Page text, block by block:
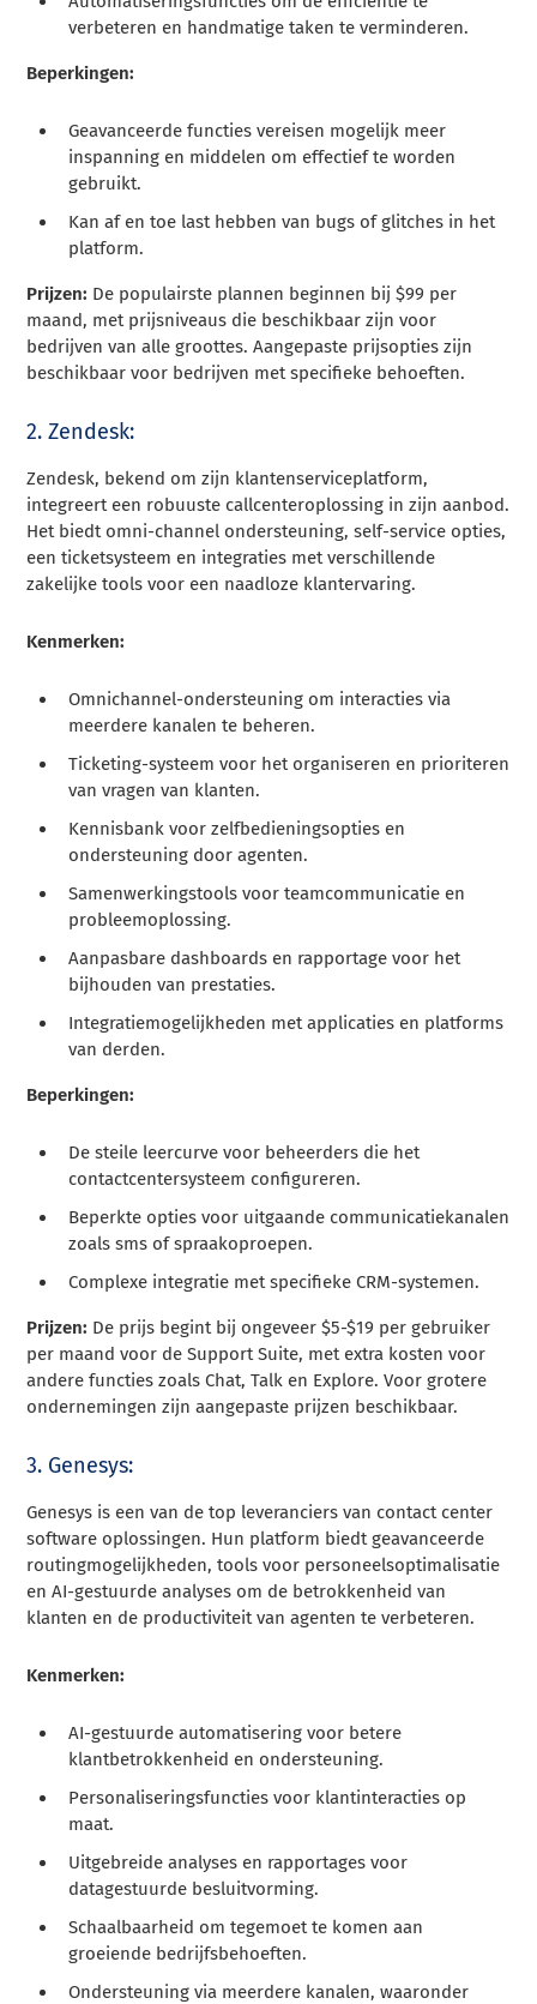
verbeteren en handmatige taken te verminderen.
Beperkingen:
Geavanceerde functies vereisen mogelijk meer
inspanning en middelen om effectief te worden
gebruikt.
Kan af en toe last hebben van bugs of glitches in het
platform.
Prijzen: De populairste plannen beginnen bij $99 per
maand, met prijsniveaus die beschikbaar zijn voor
bedrijven van alle groottes. Aangepaste prijsopties zijn
beschikbaar voor bedrijven met specifieke behoeften.
2. Zendesk:
Zendesk, bekend om zijn klantenserviceplatform,
integreert een robuuste callcenteroplossing in zijn aanbod.
Het biedt omni-channel ondersteuning, self-service opties,
een ticketsysteem en integraties met verschillende
zakelijke tools voor een naadloze klantervaring.
Kenmerken:
Omnichannel-ondersteuning om interacties via
meerdere kanalen te beheren.
Ticketing-systeem voor het organiseren en prioriteren
van vragen van klanten.
Kennisbank voor zelfbedieningsopties en
ondersteuning door agenten.
Samenwerkingstools voor teamcommunicatie en
probleemoplossing.
Aanpasbare dashboards en rapportage voor het
bijhouden van prestaties.
Integratiemogelijkheden met applicaties en platforms
van derden.
Beperkingen:
De steile leercurve voor beheerders die het
contactcentersysteem configureren.
Beperkte opties voor uitgaande communicatiekanalen
zoals sms of spraakoproepen.
Complexe integratie met specifieke CRM-systemen.
Prijzen: De prijs begint bij ongeveer $5-$19 per gebruiker
per maand voor de Support Suite, met extra kosten voor
andere functies zoals Chat, Talk en Explore. Voor grotere
ondernemingen zijn aangepaste prijzen beschikbaar.
3. Genesys:
Genesys is een van de top leveranciers van contact center
software oplossingen. Hun platform biedt geavanceerde
routingmogelijkheden, tools voor personeelsoptimalisatie
en AI-gestuurde analyses om de betrokkenheid van
klanten en de productiviteit van agenten te verbeteren.
Kenmerken:
AI-gestuurde automatisering voor betere
klantbetrokkenheid en ondersteuning.
Personaliseringsfuncties voor klantinteracties op
maat.
Uitgebreide analyses en rapportages voor
datagestuurde besluitvorming.
Schaalbaarheid om tegemoet te komen aan
groeiende bedrijfsbehoeften.
Ondersteuning via meerdere kanalen, waaronder